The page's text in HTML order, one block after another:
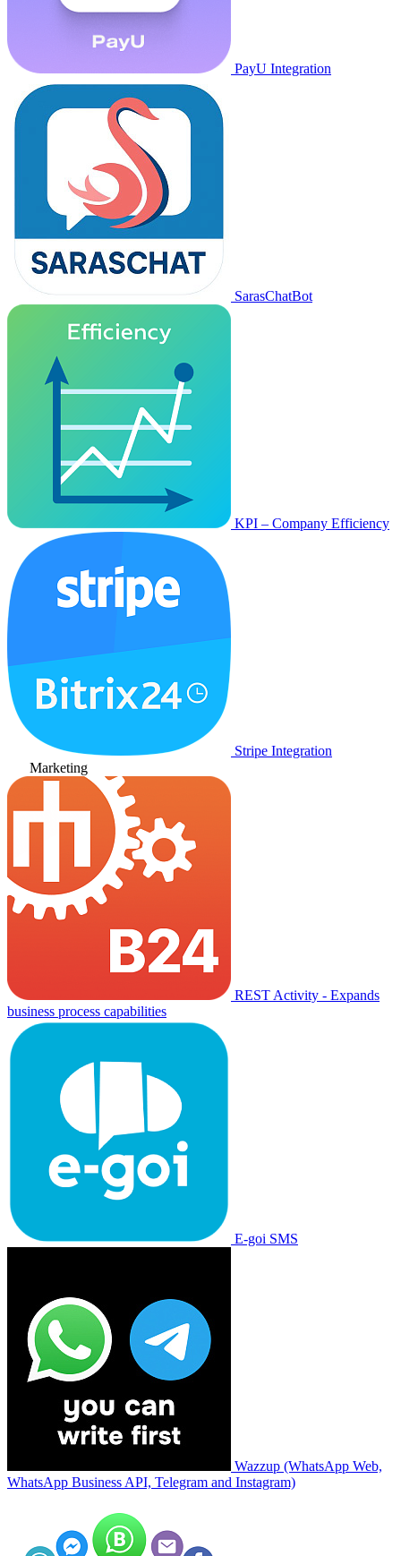
PayU Integration
SarasChatBot
KPI – Company Efficiency
Stripe Integration
Marketing
REST Activity - Expands
business process capabilities
E-goi SMS
Wazzup (WhatsApp Web,
WhatsApp Business API, Telegram and Instagram)